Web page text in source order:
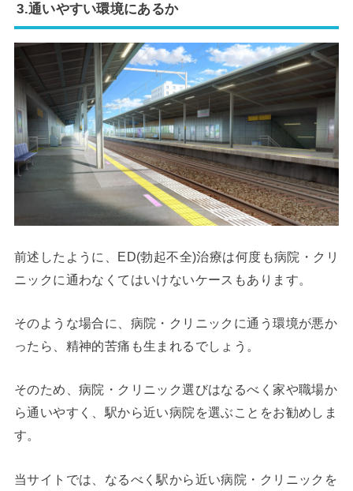
3.通いやすい環境にあるか
前述したように、ED(勃起不全)治療は何度も病院・クリ
ニックに通わなくてはいけないケースもあります。
そのような場合に、病院・クリニックに通う環境が悪か
ったら、精神的苦痛も生まれるでしょう。
そのため、病院・クリニック選びはなるべく家や職場か
ら通いやすく、駅から近い病院を選ぶことをお勧めしま
す。
当サイトでは、なるべく駅から近い病院・クリニックを